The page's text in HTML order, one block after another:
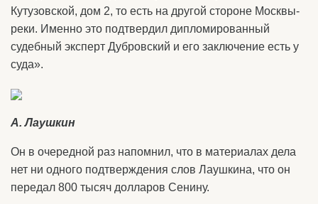
Кутузовской, дом 2, то есть на другой стороне Москвы-
реки. Именно это подтвердил дипломированный
судебный эксперт Дубровский и его заключение есть у
суда».
А. Лаушкин
Он в очередной раз напомнил, что в материалах дела
нет ни одного подтверждения слов Лаушкина, что он
передал 800 тысяч долларов Сенину.